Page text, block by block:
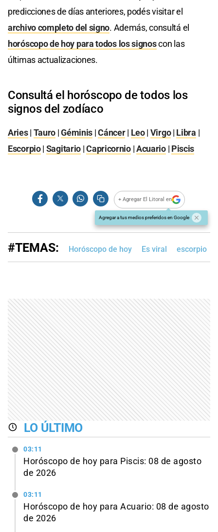
predicciones de días anteriores, podés visitar el
archivo completo del signo. Además, consultá el
horóscopo de hoy para todos los signoscon las
últimas actualizaciones.
Consultá el horóscopo de todos los
signos del zodíaco
Aries| Tauro |Géminis |Cáncer| Leo| Virgo| Libra |
Escorpio| Sagitario |Capricornio|Acuario| Piscis
+ Agregar El Litoral en
Agregar a tus medios preferidos en Google
#TEMAS: Horóscopo de hoy Es viral escorpio
LO ÚLTIMO
03:11
Horóscopo de hoy para Piscis: 08 de agosto
de 2026
03:11
Horóscopo de hoy para Acuario: 08 de agosto
de 2026